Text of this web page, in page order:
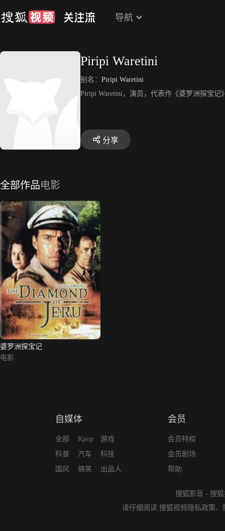
导航
Piripi Waretini
别名： Piripi Waretini
Piripi Waretini，演员，代表作《婆罗洲探宝记
分享
全部作品电影
婆罗洲探宝记
电影
自媒体
全部
科普
国风
Kpop
汽车
搞笑
游戏
科技
出品人
会员
会员特权
会员剧场
帮助
搜狐影音 - 搜
请仔细阅读 搜狐视频隐私政策、